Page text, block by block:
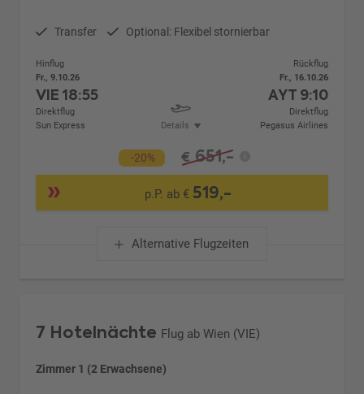
Transfer Optional: Flexibel stornierbar
Hinflug
Fr., 9.10.26
VIE18:55
Direktflug
Sun Express
Details
Rückflug
Fr., 16.10.26
AYT 9:10
Direktflug
Pegasus Airlines
-20% € 651,-
p.P. ab € 519,-
Alternative Flugzeiten
7 Hotelnächte Flug ab Wien (VIE)
Zimmer 1 (2 Erwachsene)